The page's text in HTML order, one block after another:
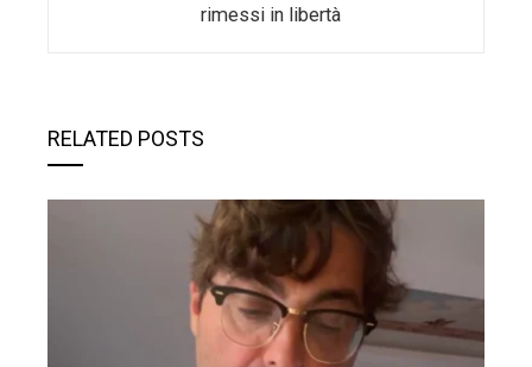
rimessi in libertà
RELATED POSTS